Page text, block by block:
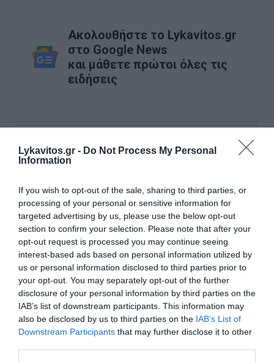
Lykavitos.gr - Do Not Process My Personal
Information
If you wish to opt-out of the sale, sharing to third parties, or
processing of your personal or sensitive information for
targeted advertising by us, please use the below opt-out
section to confirm your selection. Please note that after your
opt-out request is processed you may continue seeing
interest-based ads based on personal information utilized by
us or personal information disclosed to third parties prior to
your opt-out. You may separately opt-out of the further
disclosure of your personal information by third parties on the
IAB’s list of downstream participants. This information may
also be disclosed by us to third parties on the IAB’s List of
Downstream Participants that may further disclose it to other
Ακολουθήστε το Lykavitos.gr
στο Google News
και μάθετε πρώτοι όλες τις
ειδήσεις
Ροή ειδήσεων
Κολομβία: 1 δισ. δολάρια από τις ΗΠΑ στον νέο
καρτέλ
Σοβαρό τροχαίο στο Λαγονήσι: Μηχανή της ΔΙΑΣ
συγκρούστηκε με αυτοκίνητο – Δύο αστυνομικοί
τραυματίες
Σαν σήμερα - 9 Αυγούστου
Το Πατητήρι Αλοννήσου
Ποιο λάθος κάνουμε όταν κόβουμε το καρπούζι